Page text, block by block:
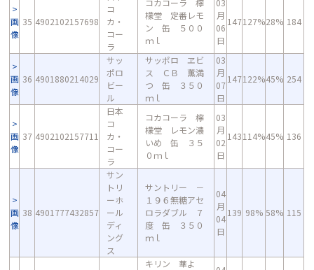
画
像
35 4902102157698
コ
カ・
コー
ラ
コカコーラ 檸
檬堂 定番レモ
ン 缶 ５００
ｍｌ
03
月
06
日
147127%28% 184
画
像
36 4901880214029
サッ
ポロ
ビー
ル
サッポロ ヱビ
ス ＣＢ 薫満
つ 缶 ３５０
ｍｌ
03
月
07
日
147122%45% 254
画
像
37 4902102157711
日本
コ
カ・
コー
ラ
コカコーラ 檸
檬堂 レモン濃
いめ 缶 ３５
０ｍｌ
03
月
02
日
143114%45% 136
画
像
38 4901777432857
サン
トリ
ーホ
ール
ディ
ング
ス
サントリー －
１９６無糖アセ
ロラダブル ７
度 缶 ３５０
ｍｌ
04
月
04
日
139 98% 58% 115
キリン 華よ